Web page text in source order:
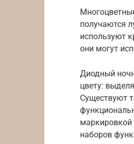
получаются
используют
они могут
Диодный
цвету:
Существуют
маркировкой
наборов